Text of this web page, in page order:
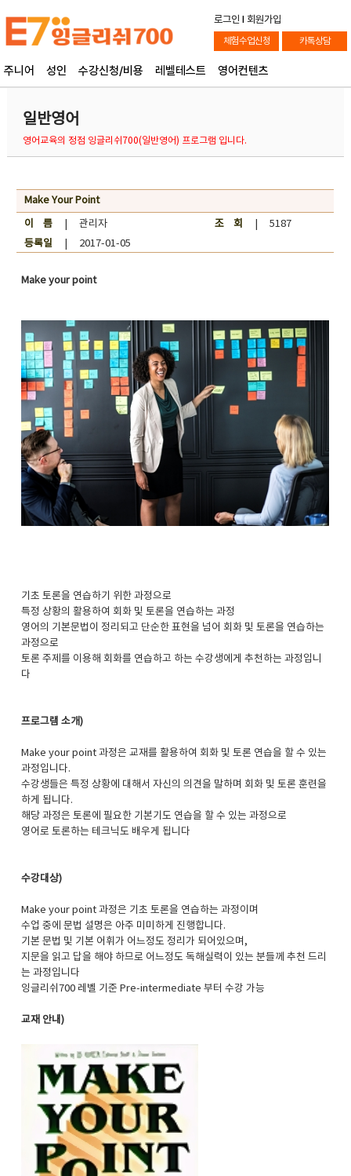
로그인 l 회원가입
체험수업신청 카톡상담
주니어 성인 수강신청/비용 레벨테스트 영어컨텐츠
일반영어
영어교육의 정점 잉글리쉬700(일반영어) 프로그램 입니다.
Make Your Point
이 름| 관리자 조 회
| 5187
등록일| 2017-01-05
Make your point
기초 토론을 연습하기 위한 과정으로
특정 상황의 활용하여 회화 및 토론을 연습하는 과정
영어의 기본문법이 정리되고 단순한 표현을 넘어 회화 및 토론을 연습하는
과정으로
토론 주제를 이용해 회화를 연습하고 하는 수강생에게 추천하는 과정입니
다
프로그램 소개)
Make your point 과정은 교재를 활용하여 회화 및 토론 연습을 할 수 있는
과정입니다.
수강생들은 특정 상황에 대해서 자신의 의견을 말하며 회화 및 토론 훈련을
하게 됩니다.
해당 과정은 토론에 필요한 기본기도 연습을 할 수 있는 과정으로
영어로 토론하는 테크닉도 배우게 됩니다
수강대상)
Make your point 과정은 기초 토론을 연습하는 과정이며
수업 중에 문법 설명은 아주 미미하게 진행합니다.
기본 문법 및 기본 어휘가 어느정도 정리가 되어있으며,
지문을 읽고 답을 해야 하므로 어느정도 독해실력이 있는 분들께 추천 드리
는 과정입니다
잉글리쉬700 레벨 기준 Pre-intermediate 부터 수강 가능
교재 안내)